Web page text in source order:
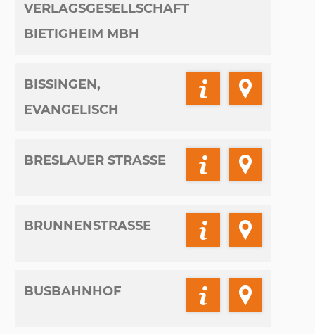
VERLAGSGESELLSCHAFT
BIETIGHEIM MBH
BISSINGEN,
EVANGELISCH
BRESLAUER STRASSE
BRUNNENSTRASSE
BUSBAHNHOF